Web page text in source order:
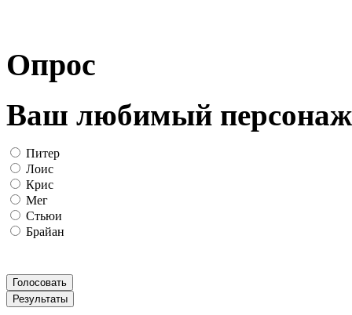
Опрос
Ваш любимый
Питер
Лоис
Крис
Мег
Стьюи
Брайан